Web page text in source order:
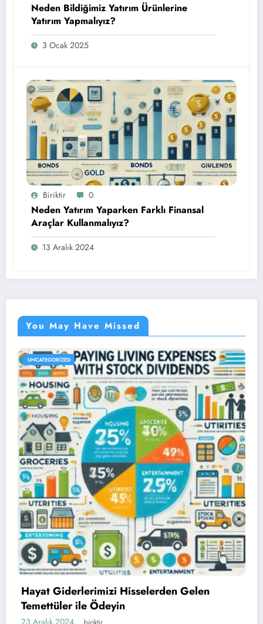
Neden Bildiğimiz Yatırım Ürünlerine
Yatırım Yapmalıyız?
3 Ocak 2025
Biriktir 0
Neden Yatırım Yaparken Farklı Finansal
Araçlar Kullanmalıyız?
13 Aralık 2024
You May Have Missed
UNCATEGORIZED
Hayat Giderlerimizi Hisselerden Gelen
Temettüler ile Ödeyin
23 Aralık 2024